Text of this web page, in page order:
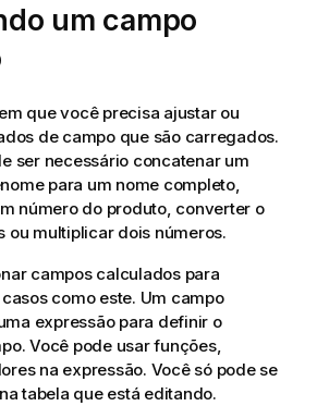
um campo
que você precisa ajustar ou
de campo que são carregados.
ser necessário concatenar um
para um nome completo,
número do produto, converter o
ou multiplicar dois números.
campos calculados para
como este. Um campo
expressão para definir o
Você pode usar funções,
na expressão. Você só pode se
tabela que está editando.